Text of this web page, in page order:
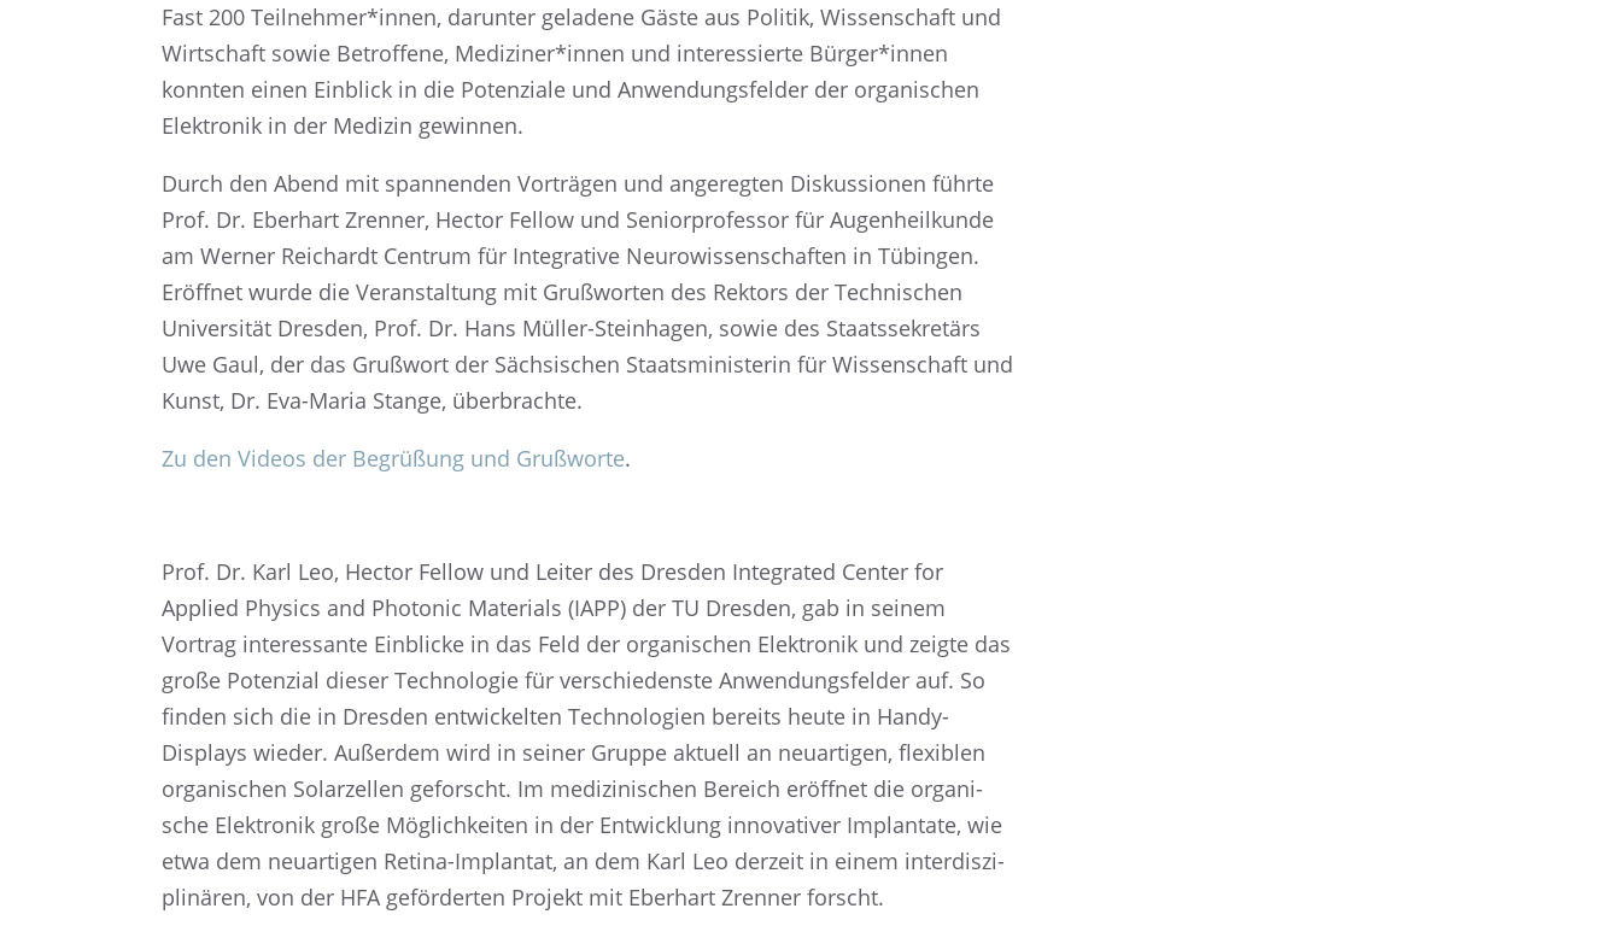
Fast 200 Teilnehmer*innen, darun­ter geladene Gäste aus Politik, Wissen­schaft und
Wirtschaft sowie Betrof­fene, Mediziner*innen und inter­es­sierte Bürger*innen
konnten einen Einblick in die Poten­ziale und Anwen­dungs­fel­der der organi­schen
Elektro­nik in der Medizin gewinnen.
Durch den Abend mit spannen­den Vorträ­gen und angereg­ten Diskus­sio­nen führte
Prof. Dr. Eberhart Zrenner, Hector Fellow und Senior­pro­fes­sor für Augen­heil­kunde
am Werner Reichardt Centrum für Integra­tive Neuro­wis­sen­schaf­ten in Tübin­gen.
Eröff­net wurde die Veran­stal­tung mit Grußwor­ten des Rektors der Techni­schen
Univer­si­tät Dresden, Prof. Dr. Hans Müller-Stein­ha­gen, sowie des Staats­se­kre­tärs
Uwe Gaul, der das Grußwort der Sächsi­schen Staats­mi­nis­te­rin für Wissen­schaft und
Kunst, Dr. Eva-Maria Stange, überbrachte.
Zu den Videos der Begrü­ßung und Grußworte.
Prof. Dr. Karl Leo, Hector Fellow und Leiter des Dresden Integra­ted Center for
Applied Physics and Photo­nic Materi­als (IAPP) der TU Dresden, gab in seinem
Vortrag inter­es­sante Einbli­cke in das Feld der organi­schen Elektro­nik und zeigte das
große Poten­zial dieser Techno­lo­gie für verschie­denste Anwen­dungs­fel­der auf. So
finden sich die in Dresden entwi­ckel­ten Techno­lo­gien bereits heute in Handy-
Displays wieder. Außer­dem wird in seiner Gruppe aktuell an neuar­ti­gen, flexi­blen
organi­schen Solar­zel­len geforscht. Im medizi­ni­schen Bereich eröff­net die organi­
sche Elektro­nik große Möglich­kei­ten in der Entwick­lung innova­ti­ver Implan­tate, wie
etwa dem neuar­ti­gen Retina-Implan­tat, an dem Karl Leo derzeit in einem inter­dis­zi­
pli­nä­ren, von der HFA geför­der­ten Projekt mit Eberhart Zrenner forscht.